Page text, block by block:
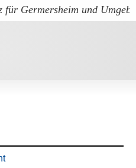
für Germersheim und